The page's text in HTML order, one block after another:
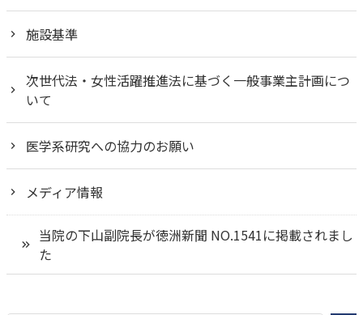
施設基準
次世代法・女性活躍推進法に基づく一般事業主計画につ
いて
医学系研究への協力のお願い
メディア情報
当院の下山副院長が徳洲新聞 NO.1541に掲載されまし
た